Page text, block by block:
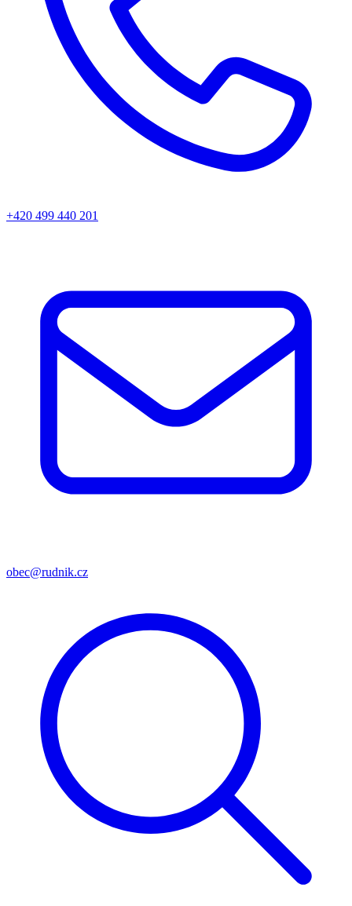
+420 499 440 201
obec@rudnik.cz